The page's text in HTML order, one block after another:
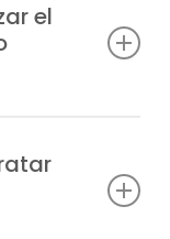
el
puede
de la